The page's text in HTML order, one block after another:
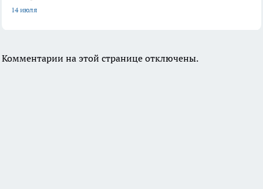
14 июля
Комментарии на этой странице отключены.